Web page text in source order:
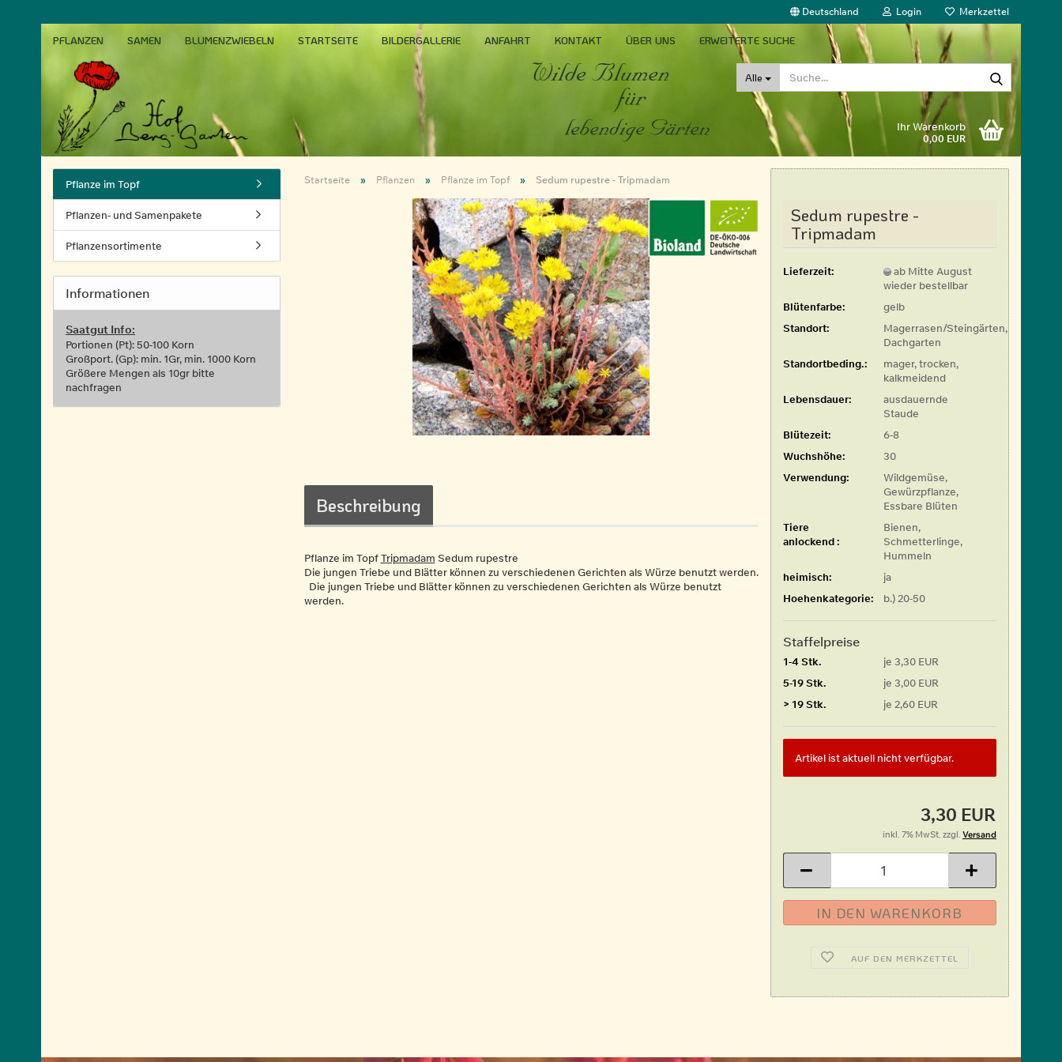
Deutschland Login Merkzettel
Alle
Ihr Warenkorb
0,00 EUR
PFLANZEN SAMEN BLUMENZWIEBELN STARTSEITE BILDERGALLERIE ANFAHRT KONTAKT ÜBER UNS ERWEITERTE SUCHE
Startseite » Pflanzen » Pflanze im Topf » Sedum rupestre - Tripmadam
Sedum rupestre -
Tripmadam
Lieferzeit:
ab Mitte August
wieder bestellbar
Blütenfarbe:
gelb
Standort:
Magerrasen/Steingärten,
Dachgarten
Standortbeding.:
mager, trocken,
kalkmeidend
Lebensdauer:
ausdauernde
Staude
Blütezeit:
6-8
Wuchshöhe:
30
Verwendung:
Wildgemüse,
Gewürzpflanze,
Essbare Blüten
Tiere
anlockend :
Bienen,
Schmetterlinge,
Hummeln
heimisch:
ja
Hoehenkategorie:
b.) 20-50
Staffelpreise
1-4 Stk.
je 3,30 EUR
5-19 Stk.
je 3,00 EUR
> 19 Stk.
je 2,60 EUR
Artikel ist aktuell nicht verfügbar.
3,30 EUR
inkl. 7% MwSt. zzgl. Versand
AUF DEN MERKZETTEL
Beschreibung
Pflanze im TopfTripmadam Sedum rupestre
Die jungen Triebe und Blätter können zu verschiedenen Gerichten als Würze benutzt werden.
Die jungen Triebe und Blätter können zu verschiedenen Gerichten als Würze benutzt
werden.
Pflanze im Topf
Pflanzen- und Samenpakete
Pflanzensortimente
Informationen
Saatgut Info:
Portionen (Pt): 50-100 Korn
Großport. (Gp): min. 1Gr, min. 1000 Korn
Größere Mengen als 10gr bitte
nachfragen